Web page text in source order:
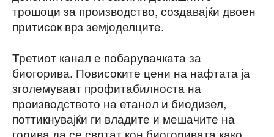
трошоци за производство, создавајќи двоен
притисок врз земјоделците.
Третиот канал е побарувачката за
биогорива. Повисоките цени на нафтата ја
зголемуваат профитабилноста на
производството на етанол и биодизел,
поттикнувајќи ги владите и мешачите на
горива да се свртат кон биогоривата како